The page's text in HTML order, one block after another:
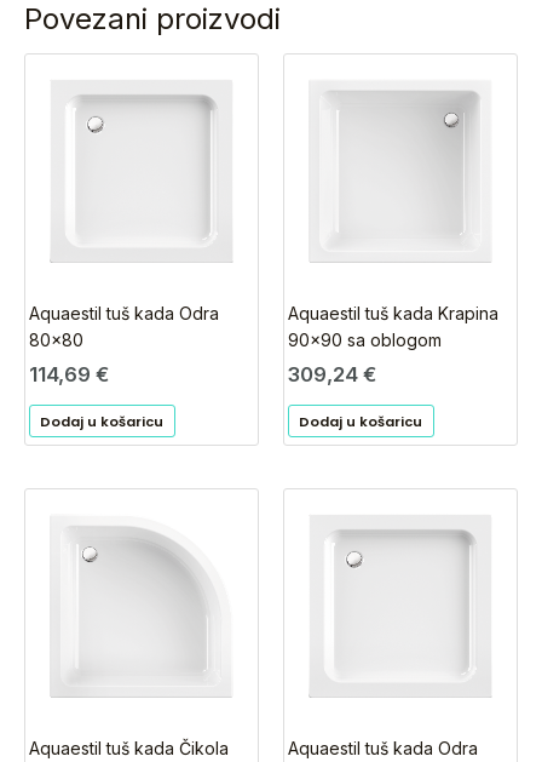
Povezani proizvodi
Aquaestil tuš kada Odra
80×80
114,69 €
Dodaj u košaricu
Aquaestil tuš kada Krapina
90×90 sa oblogom
309,24 €
Dodaj u košaricu
Aquaestil tuš kada Čikola
Aquaestil tuš kada Odra